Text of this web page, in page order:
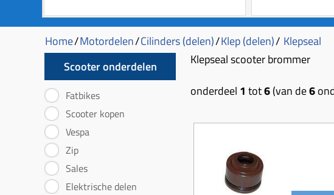
Home/Motordelen/Cilinders (delen)/Klep (delen)/ Klepseal
Scooter onderdelen
Fatbikes
Scooter kopen
Vespa
Zip
Sales
Elektrische delen
Klepseal scooter brommer
onderdeel 1 tot6(van de6